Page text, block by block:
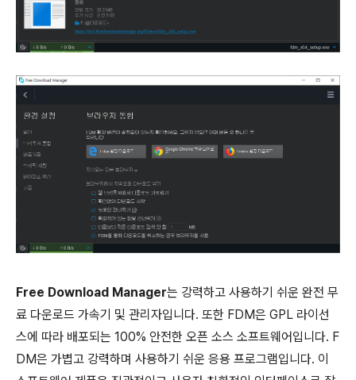
Free Download Manager는 강력하고 사용하기 쉬운 완전 무
료 다운로드 가속기 및 관리자입니다. 또한 FDM은 GPL 라이선
스에 따라 배포되는 100% 안전한 오픈 소스 소프트웨어입니다. F
DM은 가볍고 강력하며 사용하기 쉬운 응용 프로그램입니다. 이